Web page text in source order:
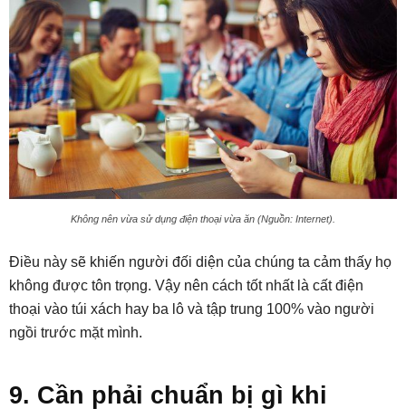
Không nên vừa sử dụng điện thoại vừa ăn (Nguồn: Internet).
Điều này sẽ khiến người đối diện của chúng ta cảm thấy họ
không được tôn trọng. Vậy nên cách tốt nhất là cất điện
thoại vào túi xách hay ba lô và tập trung 100% vào người
ngồi trước mặt mình.
9. Cần phải chuẩn bị gì khi